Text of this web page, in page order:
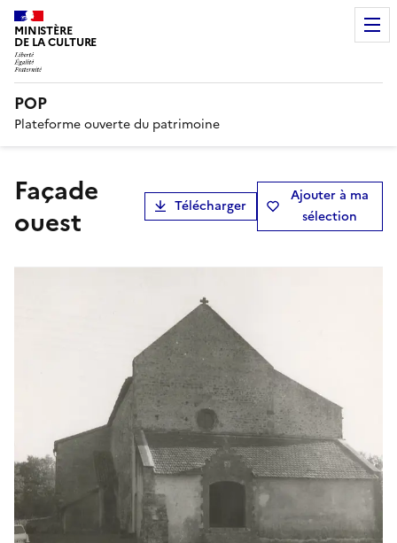
MINISTÈRE
DE LA CULTURE
POP
Plateforme ouverte du patrimoine
façade
ouest
Télécharger
Ajouter à ma
sélection